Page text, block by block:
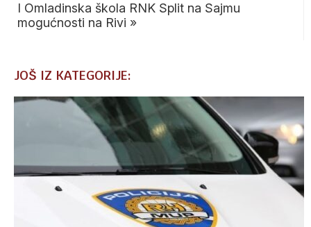
I Omladinska škola RNK Split na Sajmu
mogućnosti na Rivi »
JOŠ IZ KATEGORIJE: